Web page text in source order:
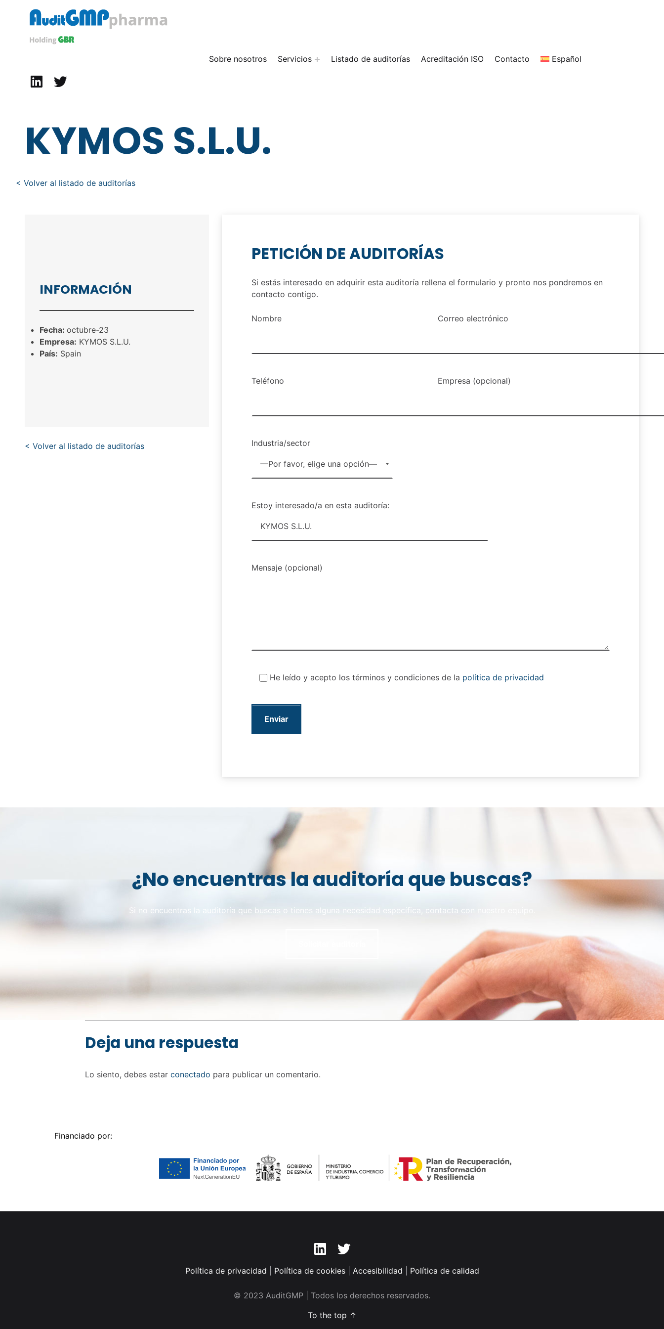
AuditGMP
Servicios de auditorías y certificación de cumplimiento GMP a la Industria Farmacéutica
Sobre nosotros Servicios Listado de auditorías Acreditación ISO Contacto
Español
Linkedin
KYMOS S.L.U.
< Volver al listado de auditorías
INFORMACIÓN
Fecha: octubre-23
Empresa: KYMOS S.L.U.
País: Spain
< Volver al listado de auditorías
PETICIÓN DE AUDITORÍAS
Si estás interesado en adquirir esta auditoría rellena el formulario y pronto nos pondremos en
contacto contigo.
Nombre Correo electrónico
Teléfono Empresa (opcional)
Industria/sector
Estoy interesado/a en esta auditoría:
Mensaje (opcional)
He leído y acepto los términos y condiciones de la política de privacidad
¿No encuentras la auditoría que buscas?
Si no encuentras la auditoría que buscas o tienes alguna necesidad específica, contacta con nuestro equipo.
Deja una respuesta
Lo siento, debes estar conectado para publicar un comentario.
Financiado por:
Linkedin
Política de privacidad Política de cookies| Accesibilidad Política de calidad
© 2023 AuditGMP | Todos los derechos reservados.
To the top ↑